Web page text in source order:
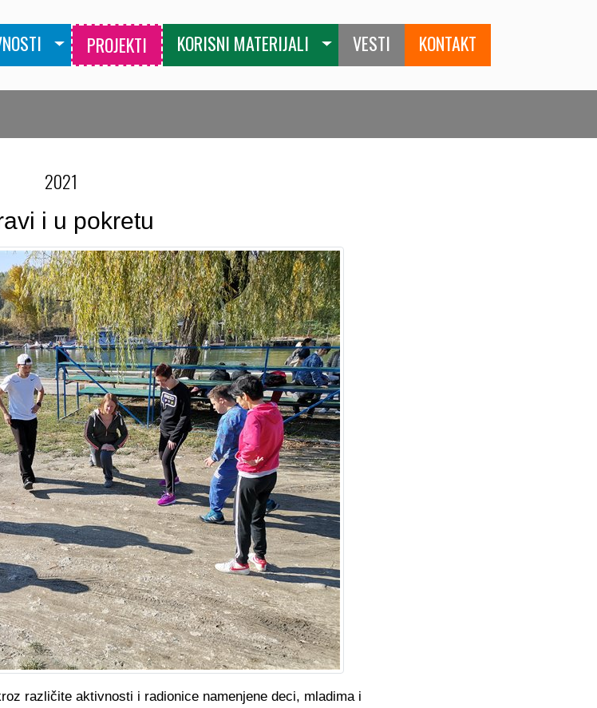
PROJEKTI KORISNI MATERIJALI VESTI KONTAKT
2021
i u pokretu
različite aktivnosti i radionice namenjene deci, mladima i